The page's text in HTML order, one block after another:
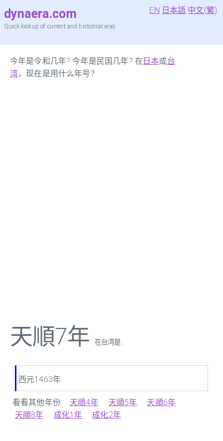
dynaera.com
Quick lookup of current and historical eras
EN 日本語 中文(繁)
今年是令和几年? 今年是民国几年? 在 日本或台
湾，现在是用什么年号？
天順7年 在台湾是 ...
西元1463年
看看其他年份: 天順4年 天順5年
天順6年
天順8年
成化1年 成化2年